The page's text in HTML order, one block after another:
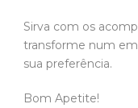
Sirva com os
transforme num
sua preferência.
Bom Apetite!